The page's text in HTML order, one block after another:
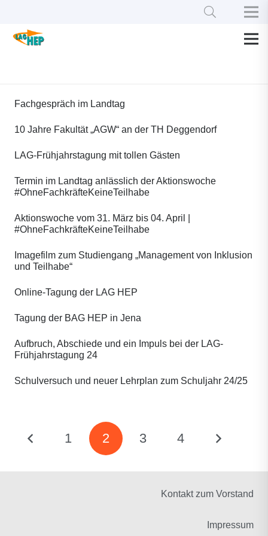
Fachgespräch im Landtag
10 Jahre Fakultät „AGW“ an der TH Deggendorf
LAG-Frühjahrstagung mit tollen Gästen
Termin im Landtag anlässlich der Aktionswoche
#OhneFachkräfteKeineTeilhabe
Aktionswoche vom 31. März bis 04. April |
#OhneFachkräfteKeineTeilhabe
Imagefilm zum Studiengang „Management von Inklusion
und Teilhabe“
Online-Tagung der LAG HEP
Tagung der BAG HEP in Jena
Aufbruch, Abschiede und ein Impuls bei der LAG-
Frühjahrstagung 24
Schulversuch und neuer Lehrplan zum Schuljahr 24/25
1 2 3 4
Kontakt zum Vorstand
Impressum